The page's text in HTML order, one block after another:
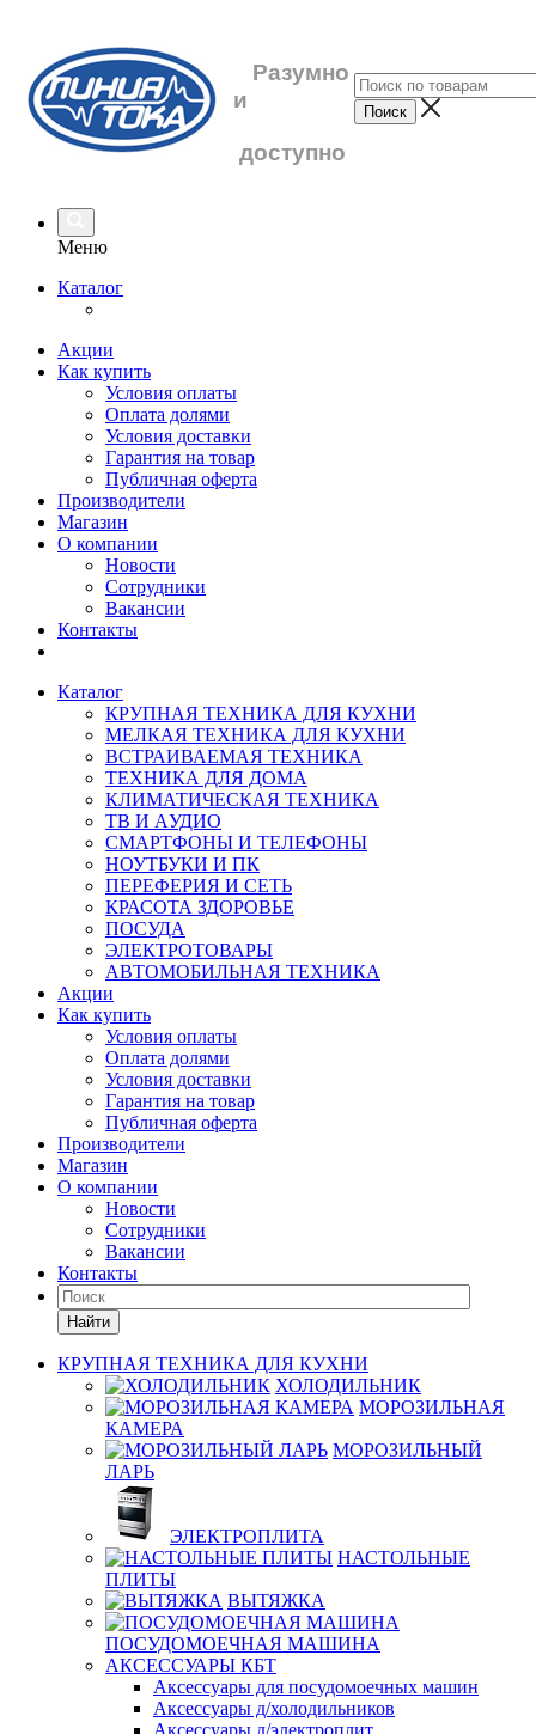
Разумно
и
доступно
Меню
Каталог
Акции
Как купить
Условия оплаты
Оплата долями
Условия доставки
Гарантия на товар
Публичная оферта
Производители
Магазин
О компании
Новости
Сотрудники
Вакансии
Контакты
Каталог
КРУПНАЯ ТЕХНИКА ДЛЯ КУХНИ
МЕЛКАЯ ТЕХНИКА ДЛЯ КУХНИ
ВСТРАИВАЕМАЯ ТЕХНИКА
ТЕХНИКА ДЛЯ ДОМА
КЛИМАТИЧЕСКАЯ ТЕХНИКА
ТВ И AУДИО
СМАРТФОНЫ И ТЕЛЕФОНЫ
НОУТБУКИ И ПК
ПЕРЕФЕРИЯ И СЕТЬ
КРАСОТА ЗДОРОВЬЕ
ПОСУДА
ЭЛЕКТРОТОВАРЫ
АВТОМОБИЛЬНАЯ ТЕХНИКА
Акции
Как купить
Условия оплаты
Оплата долями
Условия доставки
Гарантия на товар
Публичная оферта
Производители
Магазин
О компании
Новости
Сотрудники
Вакансии
Контакты
Найти
КРУПНАЯ ТЕХНИКА ДЛЯ КУХНИ
ХОЛОДИЛЬНИК
МОРОЗИЛЬНАЯ
КАМЕРА
МОРОЗИЛЬНЫЙ
ЛАРЬ
ЭЛЕКТРОПЛИТА
НАСТОЛЬНЫЕ
ПЛИТЫ
ВЫТЯЖКА
ПОСУДОМОЕЧНАЯ МАШИНА
АКСЕССУАРЫ КБТ
Аксессуары для посудомоечных машин
Аксессуары д/холодильников
Аксессуары д/электроплит